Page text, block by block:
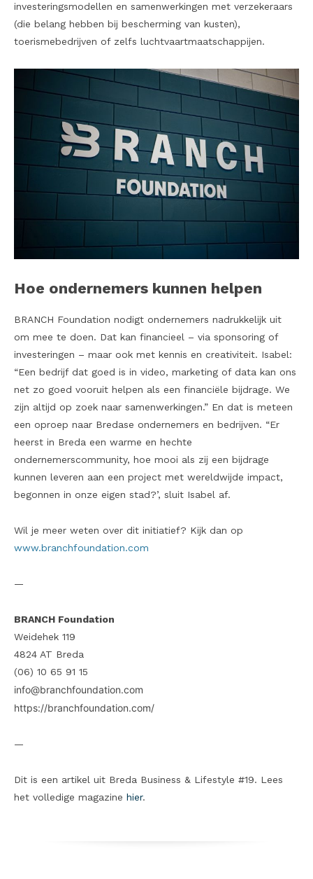
investeringsmodellen en samenwerkingen met verzekeraars
(die belang hebben bij bescherming van kusten),
toerismebedrijven of zelfs luchtvaartmaatschappijen.
Hoe ondernemers kunnen helpen
BRANCH Foundation nodigt ondernemers nadrukkelijk uit
om mee te doen. Dat kan financieel – via sponsoring of
investeringen – maar ook met kennis en creativiteit. Isabel:
“Een bedrijf dat goed is in video, marketing of data kan ons
net zo goed vooruit helpen als een financiële bijdrage. We
zijn altijd op zoek naar samenwerkingen.” En dat is meteen
een oproep naar Bredase ondernemers en bedrijven. “Er
heerst in Breda een warme en hechte
ondernemerscommunity, hoe mooi als zij een bijdrage
kunnen leveren aan een project met wereldwijde impact,
begonnen in onze eigen stad?’, sluit Isabel af.
Wil je meer weten over dit initiatief? Kijk dan op
www.branchfoundation.com
—
BRANCH Foundation
Weidehek 119
4824 AT Breda
(06) 10 65 91 15
info@branchfoundation.com
https://branchfoundation.com/
—
Dit is een artikel uit Breda Business & Lifestyle #19. Lees
het volledige magazine hier.